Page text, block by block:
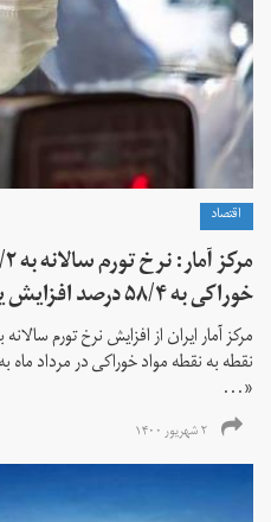
اقتصاد
خوراکی به ۵۸/۴ درصد افزایش یافت
«...
۲ شهریور ۱۴۰۰